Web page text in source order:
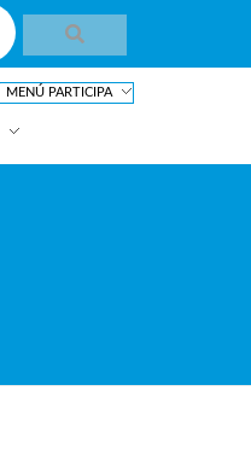
MENÚ PARTICIPA